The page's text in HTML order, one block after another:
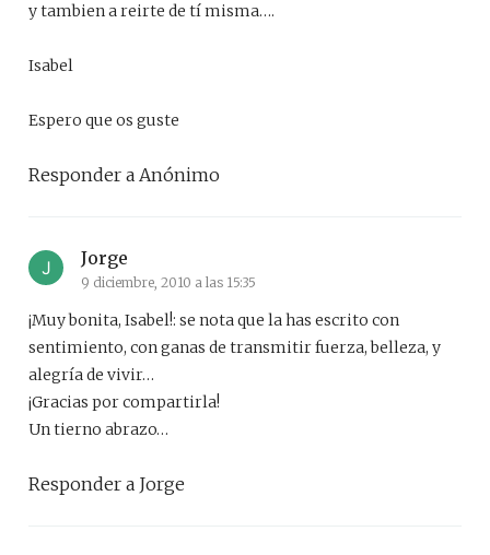
y tambien a reirte de tí misma….
Isabel
Espero que os guste
Responder a Anónimo
Jorge
9 diciembre, 2010 a las 15:35
¡Muy bonita, Isabel!: se nota que la has escrito con
sentimiento, con ganas de transmitir fuerza, belleza, y
alegría de vivir…
¡Gracias por compartirla!
Un tierno abrazo…
Responder a Jorge